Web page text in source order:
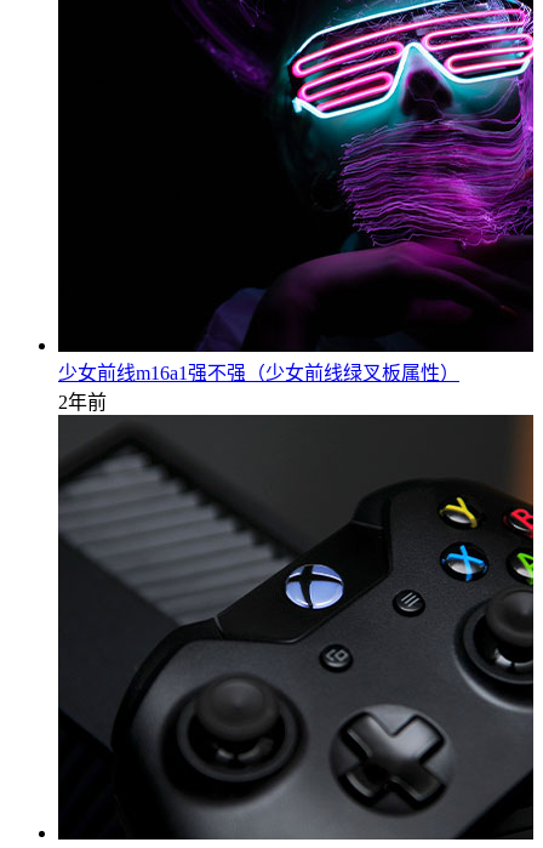
少女前线m16a1强不强（少女前线绿叉板属性）
2年前